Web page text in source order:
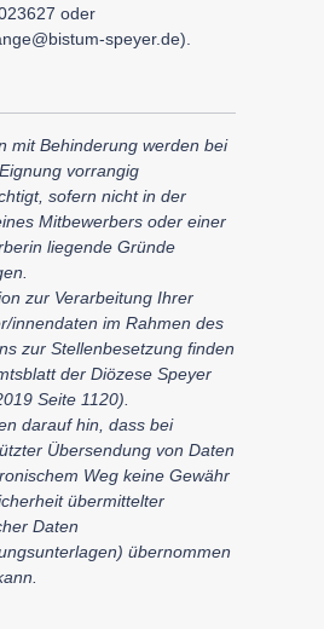
oder
speyer.de).
mit Behinderung werden bei
vorrangig
sofern nicht in der
Mitbewerbers oder einer
liegende Gründe
zur Verarbeitung Ihrer
innendaten im Rahmen des
zur Stellenbesetzung finden
der Diözese Speyer
Seite 1120).
darauf hin, dass bei
Übersendung von Daten
Weg keine Gewähr
übermittelter
Daten
übernommen